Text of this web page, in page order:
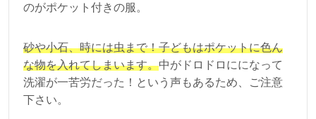
のがポケット付きの服。
砂や小石、時には虫まで！子どもはポケットに色ん
な物を入れてしまいます。中がドロドロにになって
洗濯が一苦労だった！という声もあるため、ご注意
下さい。